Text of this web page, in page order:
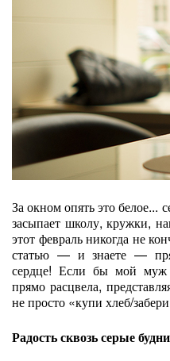
За окном опять это белое...
засыпает школу, кружки,
этот февраль никогда не
статью — и знаете —
сердце! Если бы мой муж
прямо расцвела,
не просто «купи хлеб/
Радость сквозь серые будни